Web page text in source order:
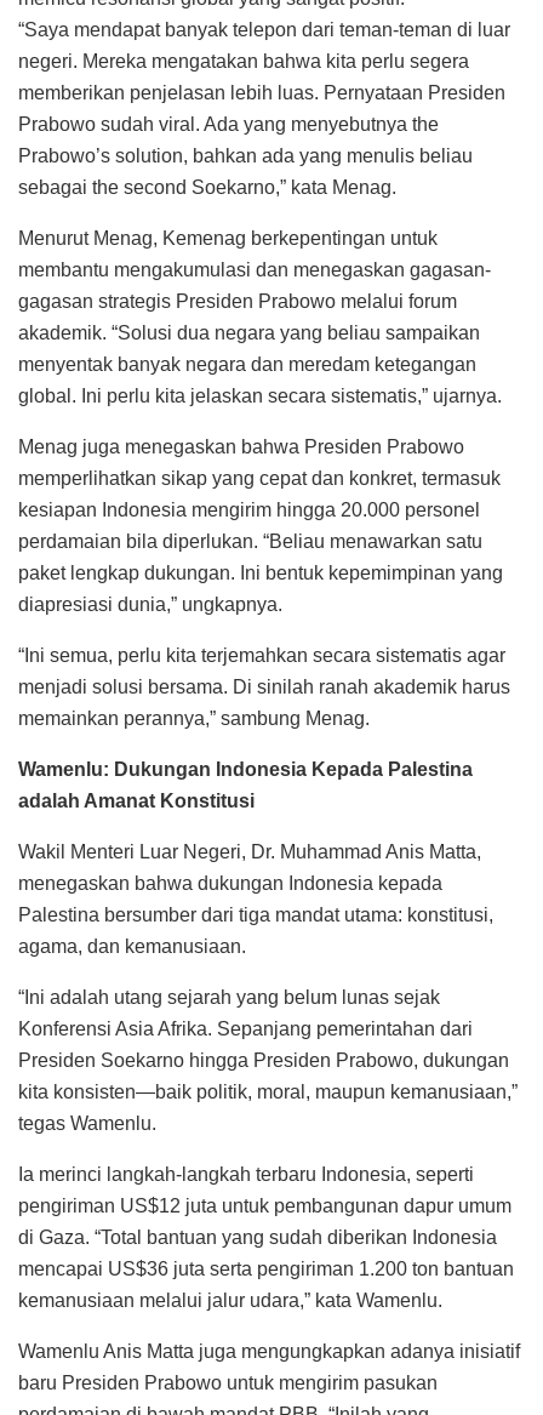
“Saya mendapat banyak telepon dari teman-teman di luar
negeri. Mereka mengatakan bahwa kita perlu segera
memberikan penjelasan lebih luas. Pernyataan Presiden
Prabowo sudah viral. Ada yang menyebutnya the
Prabowo’s solution, bahkan ada yang menulis beliau
sebagai the second Soekarno,” kata Menag.
Menurut Menag, Kemenag berkepentingan untuk
membantu mengakumulasi dan menegaskan gagasan-
gagasan strategis Presiden Prabowo melalui forum
akademik. “Solusi dua negara yang beliau sampaikan
menyentak banyak negara dan meredam ketegangan
global. Ini perlu kita jelaskan secara sistematis,” ujarnya.
Menag juga menegaskan bahwa Presiden Prabowo
memperlihatkan sikap yang cepat dan konkret, termasuk
kesiapan Indonesia mengirim hingga 20.000 personel
perdamaian bila diperlukan. “Beliau menawarkan satu
paket lengkap dukungan. Ini bentuk kepemimpinan yang
diapresiasi dunia,” ungkapnya.
“Ini semua, perlu kita terjemahkan secara sistematis agar
menjadi solusi bersama. Di sinilah ranah akademik harus
memainkan perannya,” sambung Menag.
Wamenlu: Dukungan Indonesia Kepada Palestina
adalah Amanat Konstitusi
Wakil Menteri Luar Negeri, Dr. Muhammad Anis Matta,
menegaskan bahwa dukungan Indonesia kepada
Palestina bersumber dari tiga mandat utama: konstitusi,
agama, dan kemanusiaan.
“Ini adalah utang sejarah yang belum lunas sejak
Konferensi Asia Afrika. Sepanjang pemerintahan dari
Presiden Soekarno hingga Presiden Prabowo, dukungan
kita konsisten—baik politik, moral, maupun kemanusiaan,”
tegas Wamenlu.
Ia merinci langkah-langkah terbaru Indonesia, seperti
pengiriman US$12 juta untuk pembangunan dapur umum
di Gaza. “Total bantuan yang sudah diberikan Indonesia
mencapai US$36 juta serta pengiriman 1.200 ton bantuan
kemanusiaan melalui jalur udara,” kata Wamenlu.
Wamenlu Anis Matta juga mengungkapkan adanya inisiatif
baru Presiden Prabowo untuk mengirim pasukan